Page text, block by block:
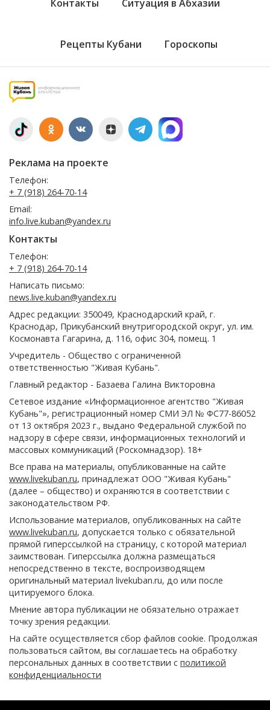
Контакты Ситуация в Абхазии
Рецепты Кубани Гороскопы
Реклама на проекте
Телефон:
+ 7 (918) 264-70-14
Email:
info.live.kuban@yandex.ru
Контакты
Телефон:
+ 7 (918) 264-70-14
Написать письмо:
news.live.kuban@yandex.ru
Адрес редакции: 350049, Краснодарский край, г.
Краснодар, Прикубанский внутригородской округ, ул. им.
Космонавта Гагарина, д. 116, офис 304, помещ. 1
Учредитель - Общество с ограниченной
ответственностью "Живая Кубань".
Главный редактор - Базаева Галина Викторовна
Сетевое издание «Информационное агентство "Живая
Кубань"», регистрационный номер СМИ ЭЛ № ФС77-86052
от 13 октября 2023 г., выдано Федеральной службой по
надзору в сфере связи, информационных технологий и
массовых коммуникаций (Роскомнадзор). 18+
Все права на материалы, опубликованные на сайте
www.livekuban.ru, принадлежат ООО "Живая Кубань"
(далее – общество) и охраняются в соответствии с
законодательством РФ.
Использование материалов, опубликованных на сайте
www.livekuban.ru, допускается только с обязательной
прямой гиперссылкой на страницу, с которой материал
заимствован. Гиперссылка должна размещаться
непосредственно в тексте, воспроизводящем
оригинальный материал livekuban.ru, до или после
цитируемого блока.
Мнение автора публикации не обязательно отражает
точку зрения редакции.
На сайте осуществляется сбор файлов cookie. Продолжая
пользоваться сайтом, вы соглашаетесь на обработку
персональных данных в соответствии с политикой
конфиденциальности